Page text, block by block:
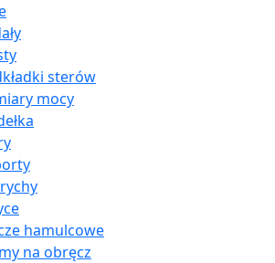
sterów
mocy
hamulcowe
na obręcz